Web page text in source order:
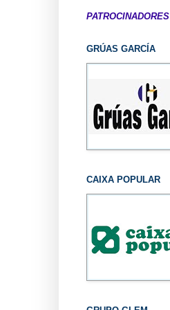
PATROCINADORES
GRÚAS GARCÍA
CAIXA POPULAR